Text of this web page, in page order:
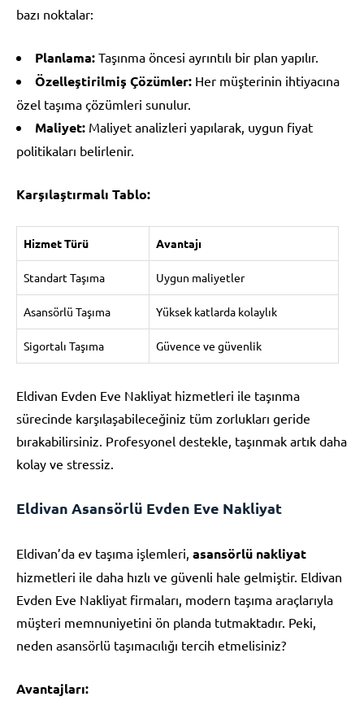
bazı noktalar:
Planlama: Taşınma öncesi ayrıntılı bir plan yapılır.
Özelleştirilmiş Çözümler: Her müşterinin ihtiyacına
özel taşıma çözümleri sunulur.
Maliyet: Maliyet analizleri yapılarak, uygun fiyat
politikaları belirlenir.
Karşılaştırmalı Tablo:
Hizmet Türü Avantajı
Standart Taşıma Uygun maliyetler
Asansörlü Taşıma Yüksek katlarda kolaylık
Sigortalı Taşıma Güvence ve güvenlik
Eldivan Evden Eve Nakliyat hizmetleri ile taşınma
sürecinde karşılaşabileceğiniz tüm zorlukları geride
bırakabilirsiniz. Profesyonel destekle, taşınmak artık daha
kolay ve stressiz.
Eldivan Asansörlü Evden Eve Nakliyat
Eldivan’da ev taşıma işlemleri, asansörlü nakliyat
hizmetleri ile daha hızlı ve güvenli hale gelmiştir. Eldivan
Evden Eve Nakliyat firmaları, modern taşıma araçlarıyla
müşteri memnuniyetini ön planda tutmaktadır. Peki,
neden asansörlü taşımacılığı tercih etmelisiniz?
Avantajları: